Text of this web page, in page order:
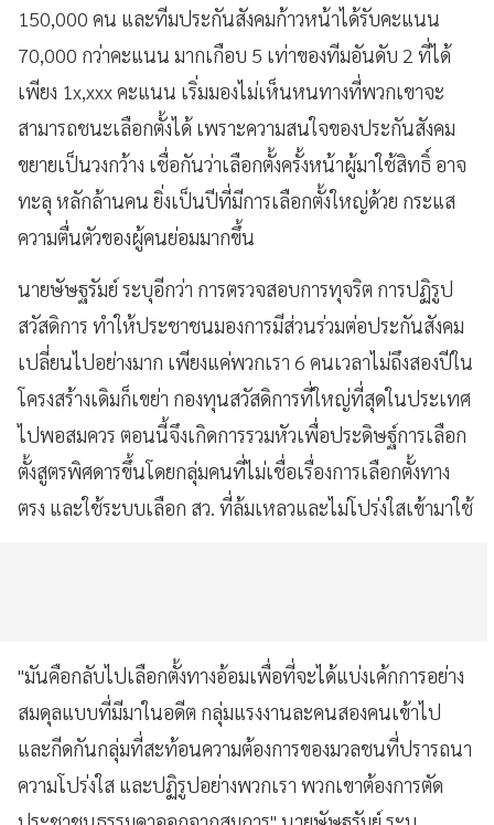
150,000 คน และทีมประกันสังคมก้าวหน้าได้รับคะแนน
70,000 กว่าคะแนน มากเกือบ 5 เท่าของทีมอันดับ 2 ที่ได้
เพียง 1x,xxx คะแนน เริ่มมองไม่เห็นหนทางที่พวกเขาจะ
สามารถชนะเลือกตั้งได้ เพราะความสนใจของประกันสังคม
ขยายเป็นวงกว้าง เชื่อกันว่าเลือกตั้งครั้งหน้าผู้มาใช้สิทธิ์ อาจ
ทะลุ หลักล้านคน ยิ่งเป็นปีที่มีการเลือกตั้งใหญ่ด้วย กระแส
ความตื่นตัวของผู้คนย่อมมากขึ้น
นายษัษฐรัมย์ ระบุอีกว่า การตรวจสอบการทุจริต การปฏิรูป
สวัสดิการ ทำให้ประชาชนมองการมีส่วนร่วมต่อประกันสังคม
เปลี่ยนไปอย่างมาก เพียงแค่พวกเรา 6 คนเวลาไม่ถึงสองปีใน
โครงสร้างเดิมก็เขย่า กองทุนสวัสดิการที่ใหญ่ที่สุดในประเทศ
ไปพอสมควร ตอนนี้จึงเกิดการรวมหัวเพื่อประดิษฐ์การเลือก
ตั้งสูตรพิศดารขึ้นโดยกลุ่มคนที่ไม่เชื่อเรื่องการเลือกตั้งทาง
ตรง และใช้ระบบเลือก สว. ที่ล้มเหลวและไม่โปร่งใสเข้ามาใช้
"มันคือกลับไปเลือกตั้งทางอ้อมเพื่อที่จะได้แบ่งเค้กการอย่าง
สมดุลแบบที่มีมาในอดีต กลุ่มแรงงานละคนสองคนเข้าไป
และกีดกันกลุ่มที่สะท้อนความต้องการของมวลชนที่ปรารถนา
ความโปร่งใส และปฏิรูปอย่างพวกเรา พวกเขาต้องการตัด